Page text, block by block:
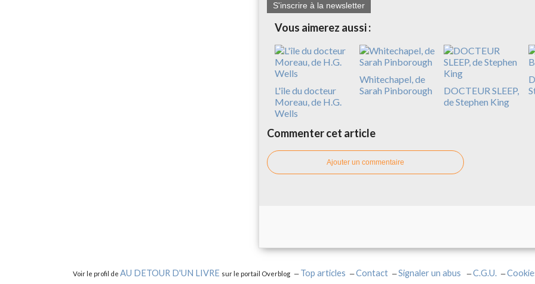
S'inscrire à la newsletter
Vous aimerez aussi :
L'île du docteur
Moreau, de H.G.
Wells
Whitechapel, de
Sarah Pinborough
DOCTEUR SLEEP,
de Stephen King
Commenter cet article
Ajouter un commentaire
Voir le profil de AU DETOUR D'UN LIVRE sur le portail Overblog Top articles Contact Signaler un abus C.G.U.